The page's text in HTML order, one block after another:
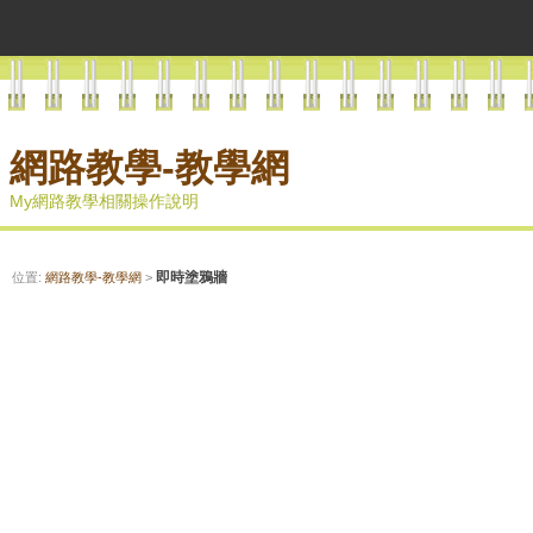
網路教學-教學網
My網路教學相關操作說明
位置: 網路教學-教學網 > 即時塗鴉牆